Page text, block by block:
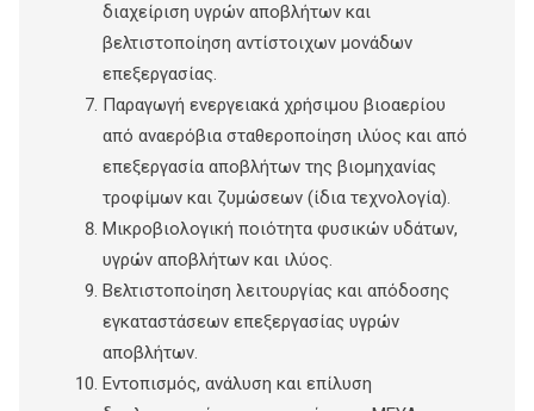
διαχείριση υγρών αποβλήτων και
βελτιστοποίηση αντίστοιχων μονάδων
επεξεργασίας.
Παραγωγή ενεργειακά χρήσιμου βιοαερίου
από αναερόβια σταθεροποίηση ιλύος και από
επεξεργασία αποβλήτων της βιομηχανίας
τροφίμων και ζυμώσεων (ίδια τεχνολογία).
Μικροβιολογική ποιότητα φυσικών υδάτων,
υγρών αποβλήτων και ιλύος.
Βελτιστοποίηση λειτουργίας και απόδοσης
εγκαταστάσεων επεξεργασίας υγρών
αποβλήτων.
Εντοπισμός, ανάλυση και επίλυση